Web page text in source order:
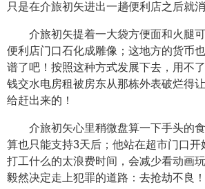
只是在介旅初矢进出一趟便利店之后就
介旅初矢提着一大袋方便面和火腿
便利店门口石化成雕像；这地方的货币
谱了吧！按照这种方式发展下去，用不
钱交水电房租被房东从那栋外表破烂得
给赶出来的！
介旅初矢心里稍微盘算一下手头的
算也只能支持3天后；他站在超市门口开
打工什么的太浪费时间，会减少看动画
毅然决定走上犯罪的道路：去抢劫不良！